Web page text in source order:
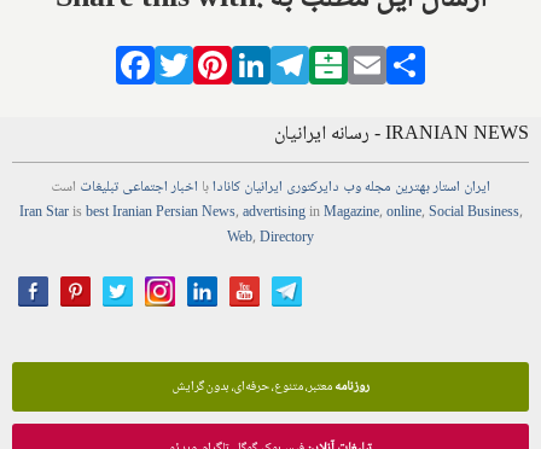
Facebook
TwitterPinterestLinkedIn
Telegram
Balatarin
Email
IRANIAN NEWS - رسانه ایرانیان
ایران استاربهترین مجلهوب دایرکتوری ایرانیان کانادابا اخباراجتماعیتبلیغات است
Iran Starisbest Iranian PersianNews,advertisinginMagazine,online,Social Business,
Web,Directory
روزنامهمعتبر، متنوع، حرفه‌ای، بدون گرایش